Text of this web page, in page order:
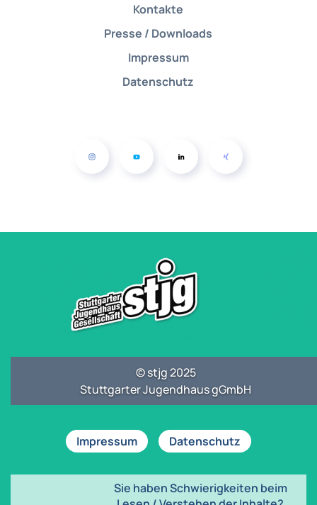
Kontakte
Presse / Downloads
Impressum
Datenschutz
© stjg 2025
Stuttgarter Jugendhaus gGmbH
Impressum Datenschutz
Sie haben Schwierigkeiten beim